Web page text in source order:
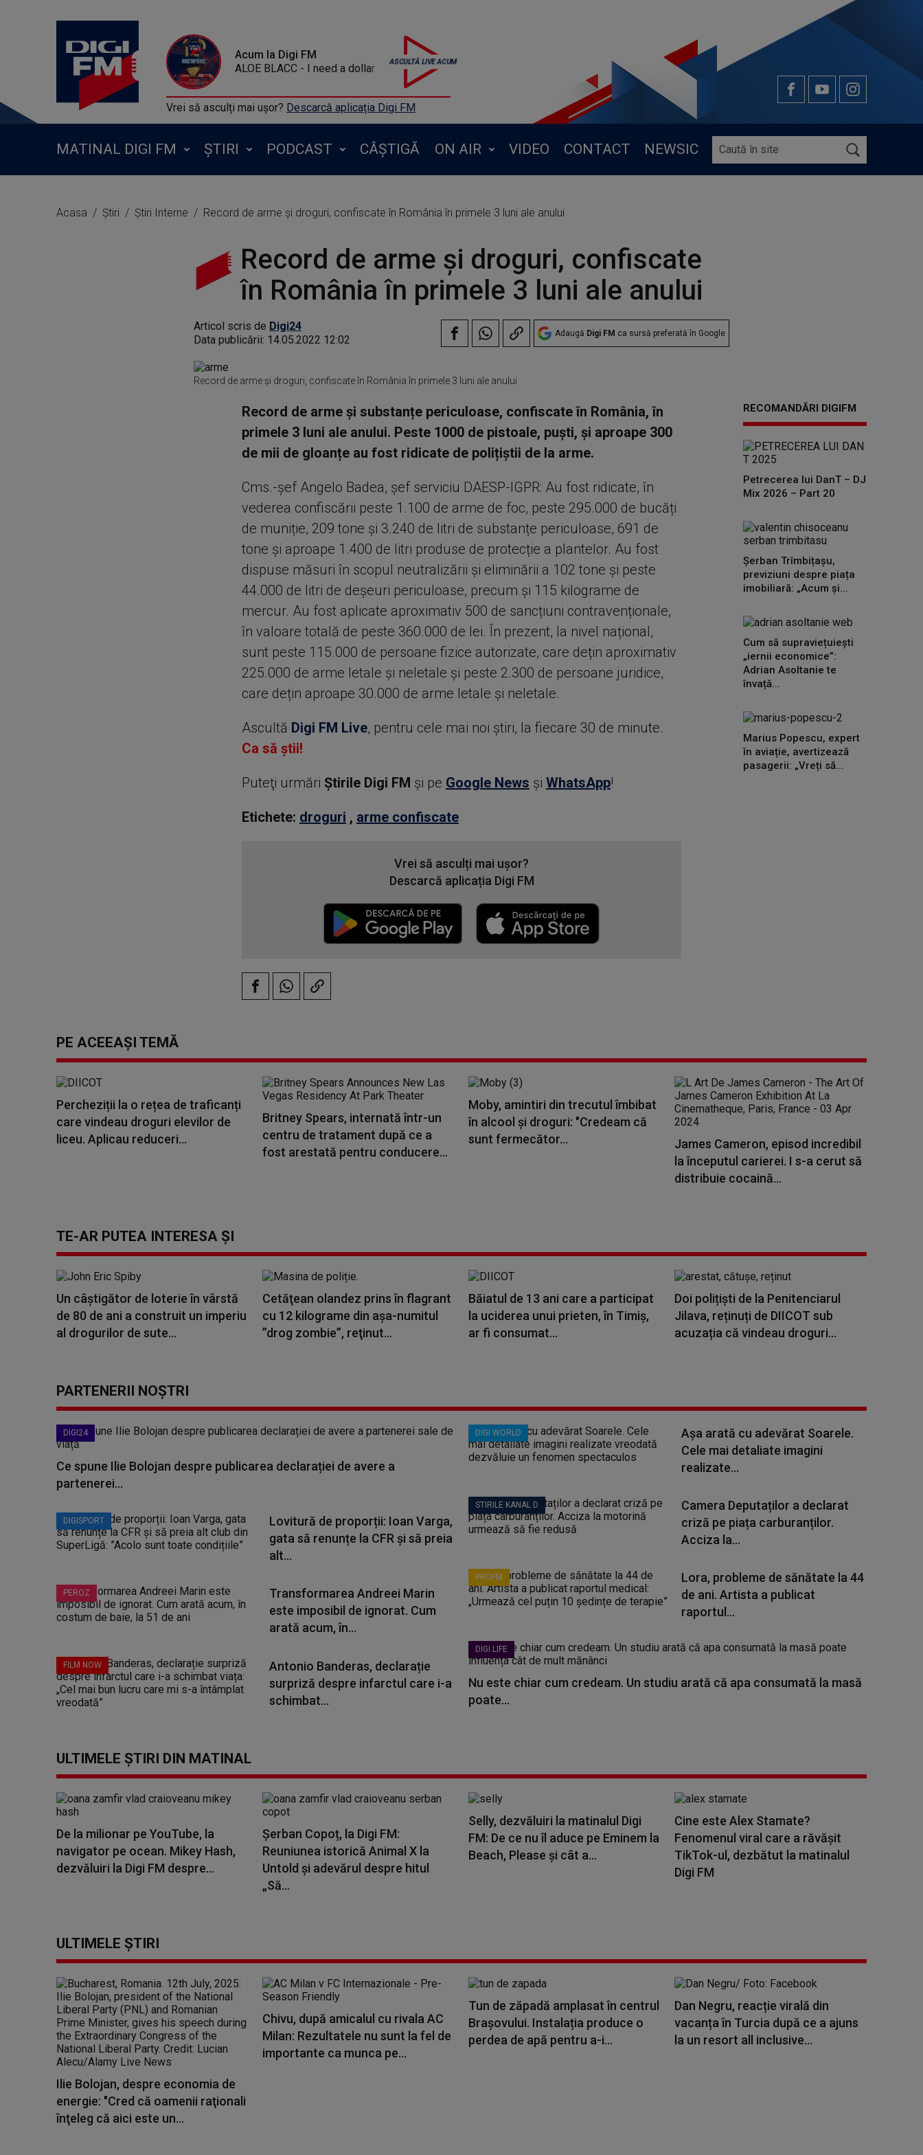
Acum la Digi FM
ALOE BLACC - I need a dollar
Vrei să asculți mai ușor? Descarcă aplicația Digi FM
MATINAL DIGI FM ȘTIRI PODCAST CÂȘTIGĂ ON AIR VIDEO CONTACT NEWSIC
Acasa Știri Știri Interne Record de arme și droguri, confiscate în România în primele 3 luni ale anului
Record de arme și droguri, confiscate
în România în primele 3 luni ale anului
Articol scris de Digi24
Data publicării: 14.05.2022 12:02 Adaugă Digi FM ca sursă preferată în Google
Record de arme și droguri, confiscate în România în primele 3 luni ale anului
Record de arme și substanțe periculoase, confiscate în România, în
primele 3 luni ale anului. Peste 1000 de pistoale, puști, și aproape 300
de mii de gloanțe au fost ridicate de polițiștii de la arme.
Cms.-șef Angelo Badea, șef serviciu DAESP-IGPR: Au fost ridicate, în
vederea confiscării peste 1.100 de arme de foc, peste 295.000 de bucăți
de muniție, 209 tone și 3.240 de litri de substanțe periculoase, 691 de
tone și aproape 1.400 de litri produse de protecție a plantelor. Au fost
dispuse măsuri în scopul neutralizării și eliminării a 102 tone și peste
44.000 de litri de deșeuri periculoase, precum și 115 kilograme de
mercur. Au fost aplicate aproximativ 500 de sancțiuni contravenționale,
în valoare totală de peste 360.000 de lei. În prezent, la nivel național,
sunt peste 115.000 de persoane fizice autorizate, care dețin aproximativ
225.000 de arme letale și neletale și peste 2.300 de persoane juridice,
care dețin aproape 30.000 de arme letale și neletale.
Ascultă Digi FM Live, pentru cele mai noi știri, la fiecare 30 de minute.
Ca să știi!
Puteţi urmări Știrile Digi FM şi pe Google News şi WhatsApp!
Etichete: droguri , arme confiscate
Vrei să asculți mai ușor?
Descarcă aplicația Digi FM
RECOMANDĂRI DIGIFM
Petrecerea lui DanT – DJ
Mix 2026 – Part 20
Șerban Trîmbițașu,
previziuni despre piața
imobiliară: „Acum și...
Cum să supraviețuiești
„iernii economice”:
Adrian Asoltanie te
învață...
Marius Popescu, expert
în aviație, avertizează
pasagerii: „Vreți să...
PE ACEEAȘI TEMĂ
Percheziții la o rețea de traficanți
care vindeau droguri elevilor de
liceu. Aplicau reduceri...
Britney Spears, internată într-un
centru de tratament după ce a
fost arestată pentru conducere...
Moby, amintiri din trecutul îmbibat
în alcool și droguri: "Credeam că
sunt fermecător...
James Cameron, episod incredibil
la începutul carierei. I s-a cerut să
distribuie cocaină...
TE-AR PUTEA INTERESA ȘI
Un câștigător de loterie în vârstă
de 80 de ani a construit un imperiu
al drogurilor de sute...
Cetăţean olandez prins în flagrant
cu 12 kilograme din aşa-numitul
”drog zombie”, reţinut...
Băiatul de 13 ani care a participat
la uciderea unui prieten, în Timiş,
ar fi consumat...
Doi polițiști de la Penitenciarul
Jilava, reținuți de DIICOT sub
acuzația că vindeau droguri...
PARTENERII NOȘTRI
DIGI24
Ce spune Ilie Bolojan despre publicarea declarației de avere a
partenerei...
DIGISPORT
Lovitură de proporții: Ioan Varga,
gata să renunțe la CFR și să preia
alt...
PEROZ
Transformarea Andreei Marin
este imposibil de ignorat. Cum
arată acum, în...
FILM NOW
Antonio Banderas, declarație
surpriză despre infarctul care i-a
schimbat...
DIGI WORLD
Așa arată cu adevărat Soarele.
Cele mai detaliate imagini
realizate...
STIRILE KANAL D
Camera Deputaților a declarat
criză pe piața carburanților.
Acciza la...
PROFM
Lora, probleme de sănătate la 44
de ani. Artista a publicat
raportul...
DIGI LIFE
Nu este chiar cum credeam. Un studiu arată că apa consumată la masă
poate...
ULTIMELE ȘTIRI DIN MATINAL
De la milionar pe YouTube, la
navigator pe ocean. Mikey Hash,
dezvăluiri la Digi FM despre...
Șerban Copoț, la Digi FM:
Reuniunea istorică Animal X la
Untold și adevărul despre hitul
„Să...
Selly, dezvăluiri la matinalul Digi
FM: De ce nu îl aduce pe Eminem la
Beach, Please și cât a...
Cine este Alex Stamate?
Fenomenul viral care a răvășit
TikTok-ul, dezbătut la matinalul
Digi FM
ULTIMELE ȘTIRI
Ilie Bolojan, despre economia de
energie: "Cred că oamenii raţionali
înţeleg că aici este un...
Chivu, după amicalul cu rivala AC
Milan: Rezultatele nu sunt la fel de
importante ca munca pe...
Tun de zăpadă amplasat în centrul
Brașovului. Instalația produce o
perdea de apă pentru a-i...
Dan Negru, reacție virală din
vacanța în Turcia după ce a ajuns
la un resort all inclusive...